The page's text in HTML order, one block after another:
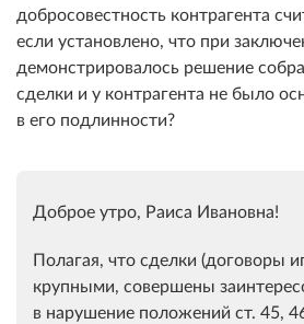
добросовестность контрагента
если установлено, что при
демонстрировалось решение
сделки и у контрагента не было
в его подлинности?
Доброе утро, Раиса Ивановна!
Полагая, что сделки (договоры
крупными, совершены
в нарушение положений ст. 45,